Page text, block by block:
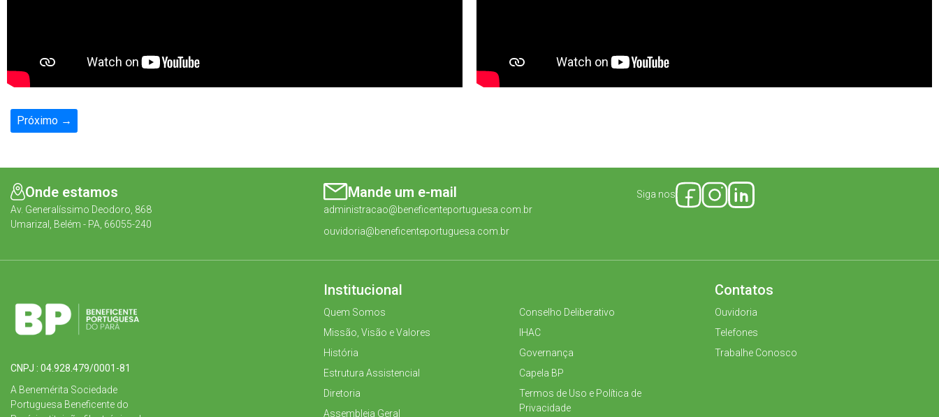
Próximo →
Onde estamos
Av. Generalíssimo Deodoro, 868
Umarizal, Belém - PA, 66055-240
Mande um e-mail
administracao@beneficenteportuguesa.com.br
ouvidoria@beneficenteportuguesa.com.br
Siga nos
CNPJ : 04.928.479/0001-81
A Benemérita Sociedade
Portuguesa Beneficente do
Institucional
Quem Somos
Missão, Visão e Valores
História
Estrutura Assistencial
Diretoria
Assembleia Geral
Conselho Deliberativo
IHAC
Governança
Capela BP
Termos de Uso e Política de
Privacidade
Contatos
Ouvidoria
Telefones
Trabalhe Conosco